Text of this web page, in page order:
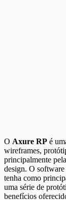
O Axure RP é
wireframes,
principalmente
design. O software
tenha como
uma série de
benefícios